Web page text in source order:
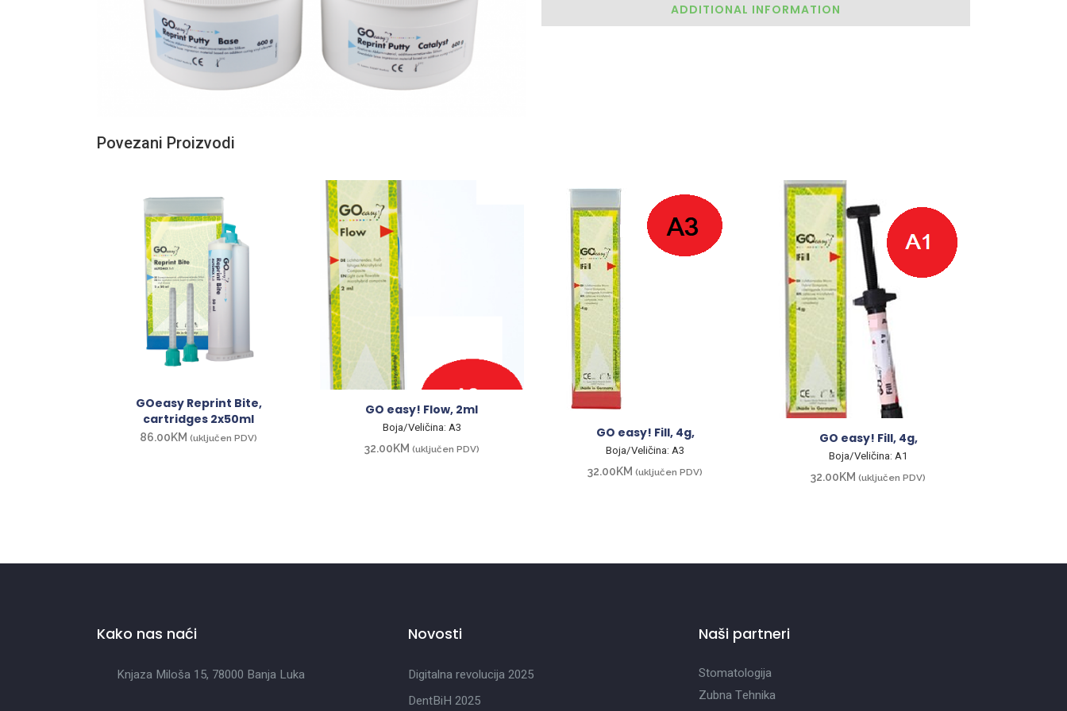
ADDITIONAL INFORMATION
Povezani Proizvodi
GOeasy Reprint Bite,
cartridges 2x50ml
86.00KM (uključen PDV)
GO easy! Flow, 2ml
Boja/Veličina: A3
32.00KM (uključen PDV)
GO easy! Fill, 4g,
Boja/Veličina: A3
32.00KM (uključen PDV)
GO easy! Fill, 4g,
Boja/Veličina: A1
32.00KM (uključen PDV)
Kako nas naći
Knjaza Miloša 15, 78000 Banja Luka
Novosti
Digitalna revolucija 2025
DentBiH 2025
Naši partneri
Stomatologija
Zubna Tehnika